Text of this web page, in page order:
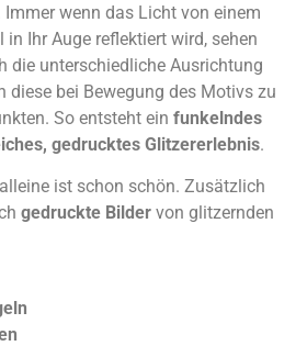
wenn das Licht von einem
in Ihr Auge reflektiert wird, sehen
die unterschiedliche Ausrichtung
diese bei Bewegung des Motivs zu
So entsteht ein funkelndes
gedrucktes Glitzererlebnis.
ist schon schön. Zusätzlich
gedruckte Bilder von glitzernden